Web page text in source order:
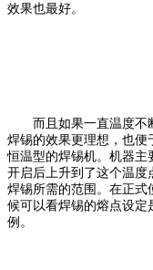
效果也最好。
而且如果一直温度不
焊锡的效果更理想，也便
恒温型的焊锡机。机器主
开启后上升到了这个温度
焊锡所需的范围。在正式
候可以看焊锡的熔点设定
例。